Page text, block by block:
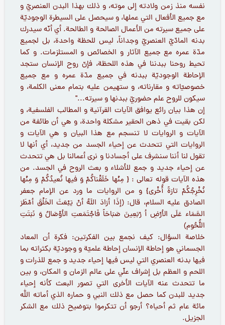
نفسه منذ زمن ولادته إلى موته، و ذلك بهذا البدن العنصريّ و
مع جميع الأفعال التي عملها، و سيحصل على السيطرة الوجوديّة
على جميع سيرته من الأعمال الصالحة و الطالحة. أي أنّه سيدرك
بدنه المادّيّ العنصريّ وجداناً، ليس للحظة واحدة، بل لجميع
مدّة عمره مع جميع الآثار و الخصائص و المستلزمات. و كما
تحيط روحنا ببدننا في هذه اللحظة، فإنّ روح الإنسان ستجد
الإحاطة الوجوديّة ببدنه في جميع مدّة عمره و مع جميع
خصوصيّاته و مقارناته، و ستهيمن عليه بتمام معنى الكلمة، و
سيكون للروح علم حضوريّ ببدنها و سيرته..."
إن هذا بيان رائع يوافق الآيات القرآنية و المطالب الفلسفية، و
لكن بقيت في ذهن الحقير مشكلة واحدة، و هي أن طائفة من
الآيات و الروايات لا تنسجم مع هذا البيان و هي الآيات و
الروايات التي تتحدث عن إحياء الجسد من جديد، أي أنها لا
تقول لنا أننا سنشرف على أجسادنا و نرى أعمالنا بل هي تتحدث
عن إحياء جديد و جمع للأشلاء و بعث الروح في الجسد. من
هذه الآيات قوله تعالى : { مِنْها خَلَقْناكُمْ وَ فيها نُعيدُكُمْ وَ مِنْها
نُخْرِجُكُمْ تارَةً أُخْرى} و من الروايات ما ورد عن الإمام جعفر
الصادق عليه السلام، قال: (إذَا أرَادَ اللَهُ أنْ يَبْعَثَ الخَلْقَ أمْطَرَ
السَّمَاء عَلَى الأرْضِ أ رْبَعِينَ صَبَاحَاً فَاجْتَمَعتِ الأوْصَالُ وَ نَبَتَتِ
اللُّحُوم‏)
خلاصة السؤال: كيف نجمع بين الفكرتين: فكرة أن المعاد
الجسماني هو إحاطة الإنسان إحاطة علميّة و وجوديّة بكثراته بما
فيها بدنه العنصري التي ليس فيها إحياء جديد و جمع للذرات و
اللحم و العظم بل إشراف علّي على عالم الزمان و المكان، و بين
ما تتحدث عنه الآيات الأخرى التي تصور البعث كأنه إحياء
جديد للبدن كما حصل مع ذلك النبي و حماره الذي أماته الله
مائة عام ثم أحياه؟ أرجو أن تتكرموا بتوضيح ذلك مع الشكر
الجزيل.